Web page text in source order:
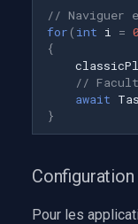
// Naviguer
for ( int i = 0
{
//
await
}
Pour les